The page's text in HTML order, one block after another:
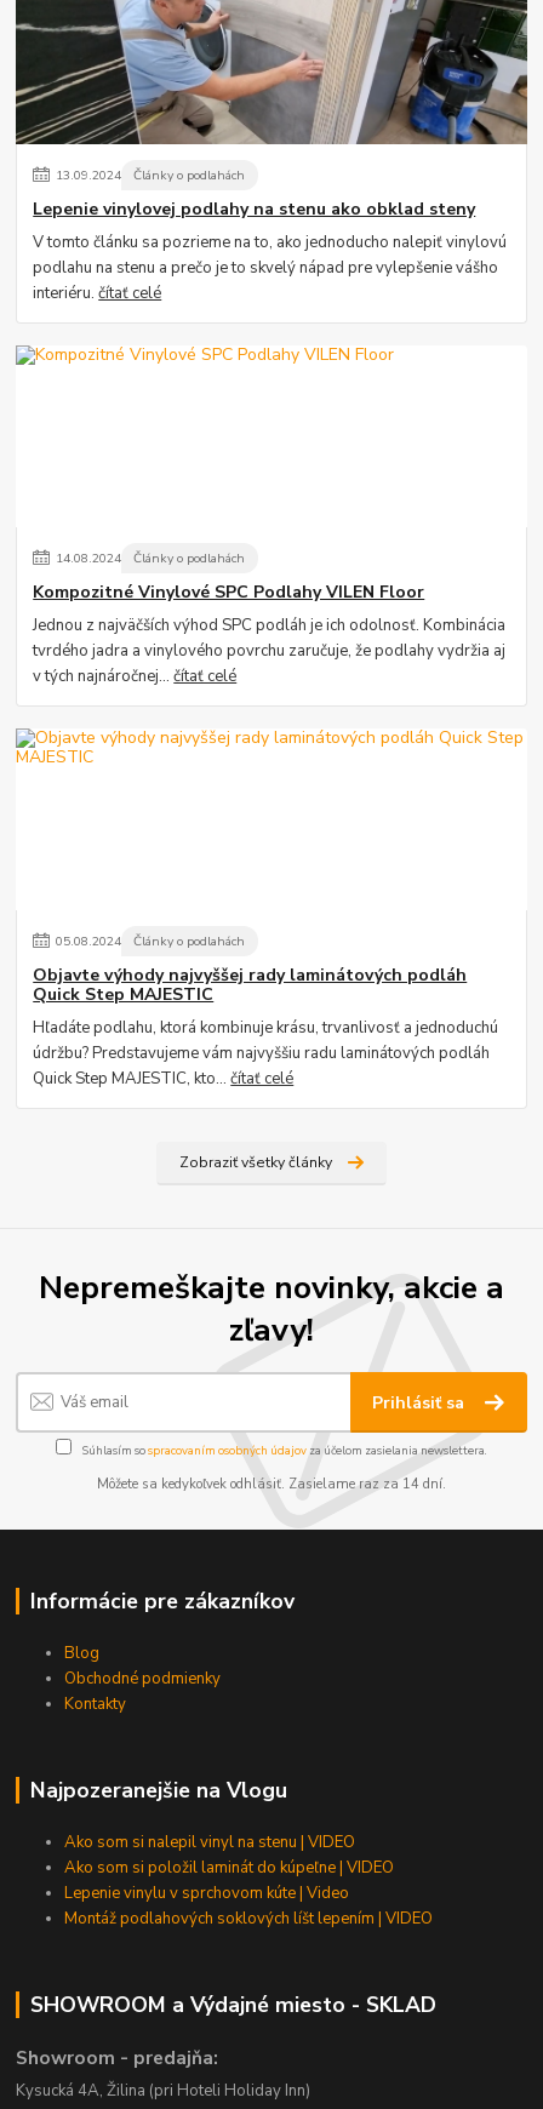
13.09.2024 Články o podlahách
Lepenie vinylovej podlahy na stenu ako obklad steny
V tomto článku sa pozrieme na to, ako jednoducho nalepiť vinylovú
podlahu na stenu a prečo je to skvelý nápad pre vylepšenie vášho
interiéru.čítať celé
14.08.2024 Články o podlahách
Kompozitné Vinylové SPC Podlahy VILEN Floor
Jednou z najväčších výhod SPC podláh je ich odolnosť. Kombinácia
tvrdého jadra a vinylového povrchu zaručuje, že podlahy vydržia aj
v tých najnáročnej...čítať celé
05.08.2024 Články o podlahách
Objavte výhody najvyššej rady laminátových podláh
Quick Step MAJESTIC
Hľadáte podlahu, ktorá kombinuje krásu, trvanlivosť a jednoduchú
údržbu? Predstavujeme vám najvyššiu radu laminátových podláh
Quick Step MAJESTIC, kto...čítať celé
Zobraziť všetky články
Nepremeškajte novinky, akcie a
zľavy!
Prihlásiť sa
Súhlasím sospracovaním osobných údajov za účelom zasielania newslettera.
Môžete sa kedykoľvek odhlásiť. Zasielame raz za 14 dní.
Informácie pre zákazníkov
Blog
Obchodné podmienky
Kontakty
Najpozeranejšie na Vlogu
Ako som si nalepil vinyl na stenu | VIDEO
Ako som si položil laminát do kúpeľne | VIDEO
Lepenie vinylu v sprchovom kúte | Video
Montáž podlahových soklových líšt lepením | VIDEO
SHOWROOM a Výdajné miesto - SKLAD
Showroom - predajňa:
Kysucká 4A, Žilina (pri Hoteli Holiday Inn)